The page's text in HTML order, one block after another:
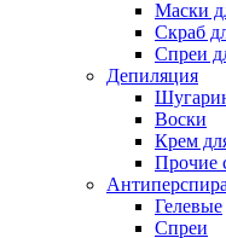
Маски
Скраб
Спреи
Депиляция
Воски
Крем
Прочие
Гелевые
Спреи